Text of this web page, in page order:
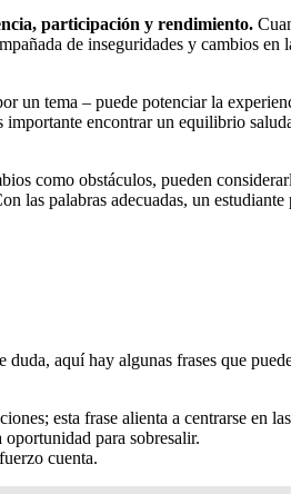
participación y rendimiento.
de inseguridades y cambios
un tema – puede potenciar la
encontrar un equilibrio
como obstáculos, pueden
las palabras adecuadas, un
aquí hay algunas frases que
esta frase alienta a centrarse en
oportunidad para sobresalir.
cuenta.